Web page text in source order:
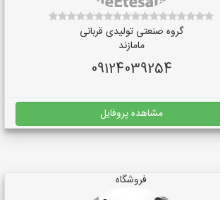
گروه صنعتی تولیدی قربانی
مامازند
09124039254
مشاهده پروفایل
فروشگاه